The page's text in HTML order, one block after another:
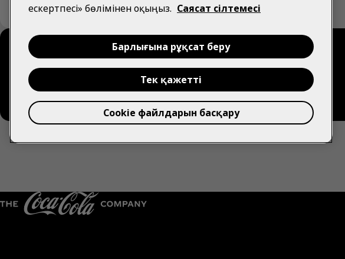
Жазылу Schweppes
ескертпесі» бөлімінен оқыңыз. Саясат сілтемесі
Барлығына рұқсат беру
Тек қажетті
Cookie файлдарын басқару